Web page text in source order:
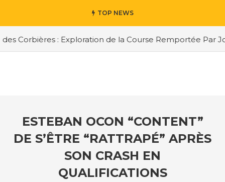
TOP NEWS
Corbières : Exploration de la Course Remportée Par
ESTEBAN OCON “CONTENT”
DE S’ÊTRE “RATTRAPÉ” APRÈS
SON CRASH EN
QUALIFICATIONS